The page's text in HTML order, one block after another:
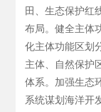
田、生态保护红
布局。健全主体
化主体功能区划
主体、自然保护
体系。加强生态
系统谋划海洋开